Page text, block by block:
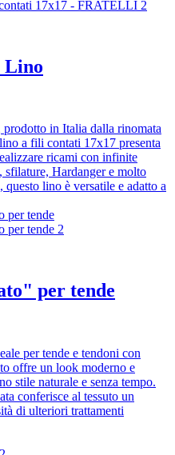
Lino
in Italia dalla rinomata
a fili contati 17x17 presenta
ricami con infinite
sfilature, Hardanger e molto
lino è versatile e adatto a
per tende
per tende e tendoni con
offre un look moderno e
stile naturale e senza tempo.
conferisce al tessuto un
di ulteriori trattamenti